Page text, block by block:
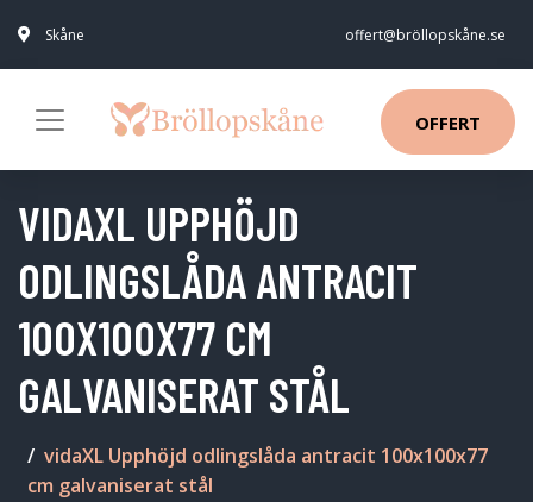
Skåne offert@bröllopskåne.se
OFFERT
VIDAXL UPPHÖJD
ODLINGSLÅDA ANTRACIT
100X100X77 CM
GALVANISERAT STÅL
vidaXL Upphöjd odlingslåda antracit 100x100x77
cm galvaniserat stål